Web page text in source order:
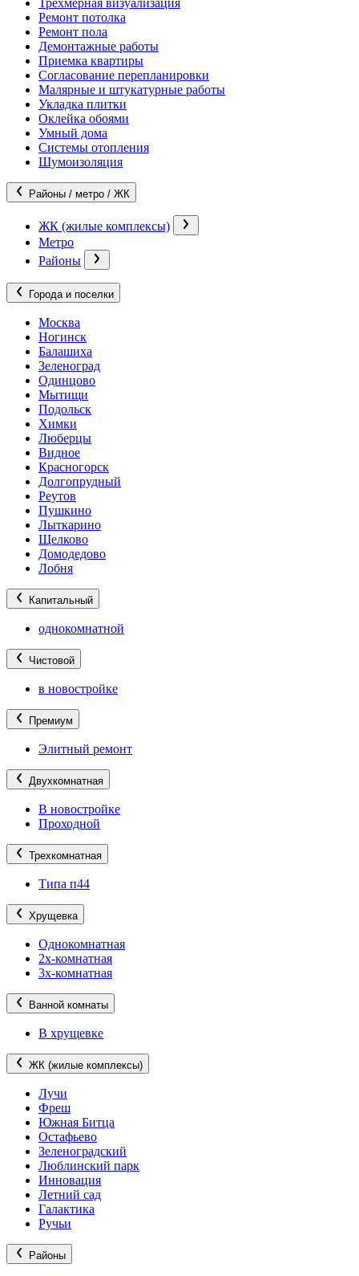
Трехмерная визуализация
Ремонт потолка
Ремонт пола
Демонтажные работы
Приемка квартиры
Согласование перепланировки
Малярные и штукатурные работы
Укладка плитки
Оклейка обоями
Умный дома
Системы отопления
Шумоизоляция
Районы / метро / ЖК
ЖК (жилые комплексы)
Метро
Районы
Города и поселки
Москва
Ногинск
Балашиха
Зеленоград
Одинцово
Мытищи
Подольск
Химки
Люберцы
Видное
Красногорск
Долгопрудный
Реутов
Пушкино
Лыткарино
Щелково
Домодедово
Лобня
Капитальный
однокомнатной
Чистовой
в новостройке
Премиум
Элитный ремонт
Двухкомнатная
В новостройке
Проходной
Трехкомнатная
Типа п44
Хрущевка
Однокомнатная
2х-комнатная
3х-комнатная
Ванной комнаты
В хрущевке
ЖК (жилые комплексы)
Лучи
Фреш
Южная Битца
Остафьево
Зеленоградский
Люблинский парк
Инновация
Летний сад
Галактика
Ручьи
Районы